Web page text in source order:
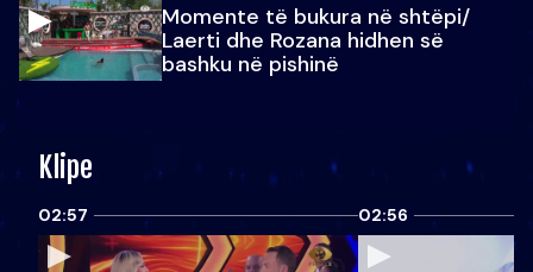
Momente të bukura në shtëpi/
Laerti dhe Rozana hidhen së
bashku në pishinë
Klipe
02:57 02:56